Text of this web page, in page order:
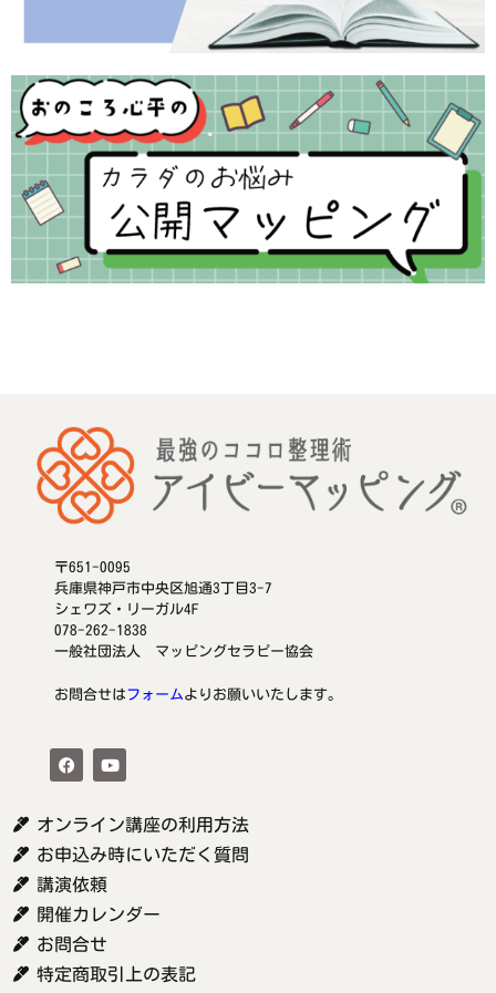
〒651-0095
兵庫県神戸市中央区旭通3丁目3-7
シェワズ・リーガル4F
078-262-1838
一般社団法人 マッピングセラピー協会
お問合せはフォームよりお願いいたします。
オンライン講座の利用方法
お申込み時にいただく質問
講演依頼
開催カレンダー
お問合せ
特定商取引上の表記